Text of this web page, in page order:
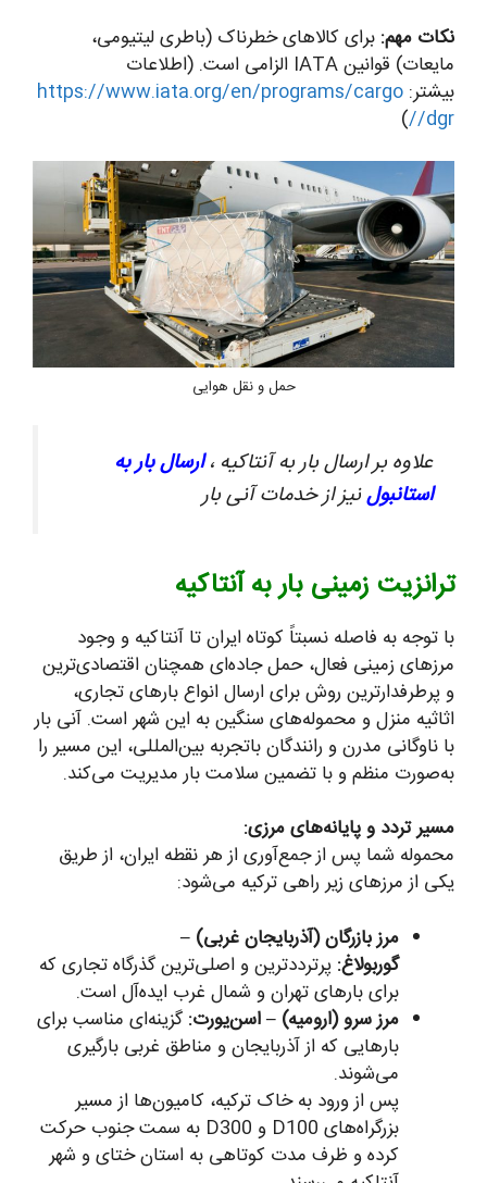
نکات مهم: برای کالاهای خطرناک (باطری لیتیومی،
مایعات) قوانین IATA الزامی است. (اطلاعات
بیشتر: https://www.iata.org/en/programs/cargo
/dgr/
)
حمل و نقل هوایی
علاوه بر ارسال بار به آنتاکیه ،ارسال بار به
استانبولنیز از خدمات آنی بار
ترانزیت زمینی بار به آنتاکیه
با توجه به فاصله نسبتاً کوتاه ایران تا آنتاکیه و وجود
مرزهای زمینی فعال، حمل جاده‌ای همچنان اقتصادی‌ترین
و پرطرفدارترین روش برای ارسال انواع بارهای تجاری،
اثاثیه منزل و محموله‌های سنگین به این شهر است. آنی بار
با ناوگانی مدرن و رانندگان باتجربه بین‌المللی، این مسیر را
به‌صورت منظم و با تضمین سلامت بار مدیریت می‌کند.
مسیر تردد و پایانه‌های مرزی:
محموله شما پس از جمع‌آوری از هر نقطه ایران، از طریق
یکی از مرزهای زیر راهی ترکیه می‌شود:
مرز بازرگان (آذربایجان غربی) –
گوربولاغ: پرترددترین و اصلی‌ترین گذرگاه تجاری که
برای بارهای تهران و شمال غرب ایده‌آل است.
مرز سرو (ارومیه) – اسن‌یورت: گزینه‌ای مناسب برای
بارهایی که از آذربایجان و مناطق غربی بارگیری
می‌شوند.
پس از ورود به خاک ترکیه، کامیون‌ها از مسیر
بزرگراه‌های D100 و D300 به سمت جنوب حرکت
کرده و ظرف مدت کوتاهی به استان ختای و شهر